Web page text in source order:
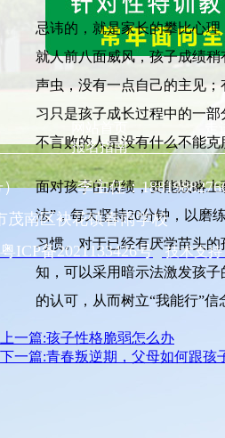
忌讳的，就是家长的攀比心
就人前八面威风，孩子成绩
声虫，没有一点自己的主见
习只是孩子成长过程中的一
不言败的人是没有什么不能
面对孩子的成绩，要能战略
法”，每天坚持20分钟，以磨
习惯。对于已经有厌学苗头
知，可以采用暗示法激发孩
的认可，从而树立“我能行”信
上一篇:孩子性格脆弱怎么办
下一篇:青春叛逆期，父母如何跟孩
走
报名指南
号） 李主任：
茂南区袂花镇春雨学校
粤ICP备2021133426号
技术支